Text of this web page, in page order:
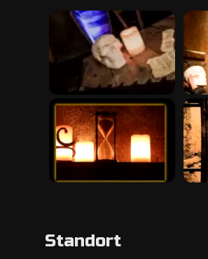
Standort